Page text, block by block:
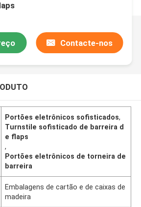
Contacte-nos
Portões eletrônicos sofisticados,
Turnstile sofisticado de barreira d
e flaps
,
Portões eletrônicos de torneira de
barreira
Embalagens de cartão e de caixas de
madeira